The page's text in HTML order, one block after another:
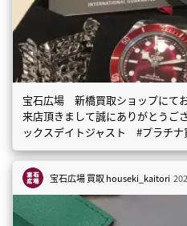
宝石広場 新橋買取ショップにて
来店頂きまして誠にありがとう
ックスデイトジャスト #プラチ
宝石広場 買取houseki_kaitori